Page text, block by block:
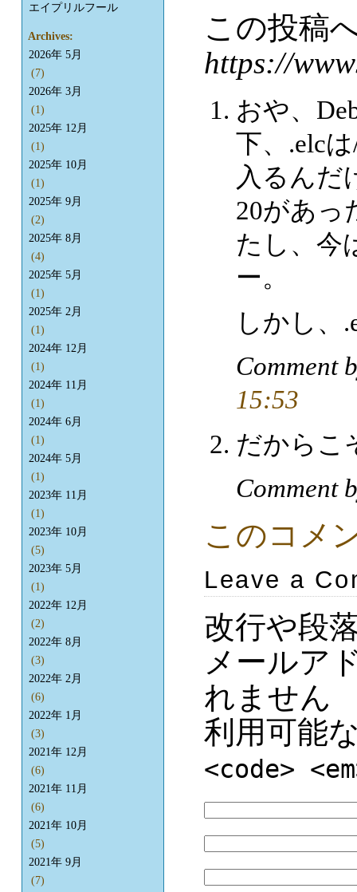
この投稿
https://
おや、
下、.elc
入るんだ
20があっ
たし、今
ー。
しかし
Comment
15:53
だからこ
Comment
このコメ
Leave a
改行や段
メールア
れません
利用可能
<code>
エイプリルフール
Archives:
2026年 5月
(7)
2026年 3月
(1)
2025年 12月
(1)
2025年 10月
(1)
2025年 9月
(2)
2025年 8月
(4)
2025年 5月
(1)
2025年 2月
(1)
2024年 12月
(1)
2024年 11月
(1)
2024年 6月
(1)
2024年 5月
(1)
2023年 11月
(1)
2023年 10月
(5)
2023年 5月
(1)
2022年 12月
(2)
2022年 8月
(3)
2022年 2月
(6)
2022年 1月
(3)
2021年 12月
(6)
2021年 11月
(6)
2021年 10月
(5)
2021年 9月
(7)